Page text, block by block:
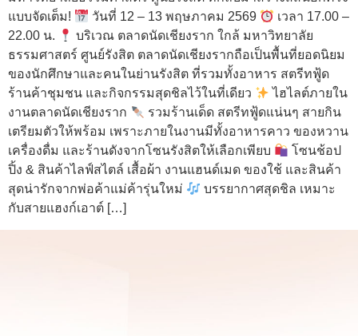
แบบจัดเต็ม!
วันที่ 12 – 13 พฤษภาคม 2569
เวลา 17.00 –
22.00 น.
บริเวณ ตลาดนัดเชียงราก ใกล้ มหาวิทยาลัย
ธรรมศาสตร์ ศูนย์รังสิต ตลาดนัดเชียงรากถือเป็นพื้นที่ยอดนิยม
ของนักศึกษาและคนในย่านรังสิต ที่รวมทั้งอาหาร สตรีทฟู้ด
ร้านค้าชุมชน และกิจกรรมสุดชิลไว้ในที่เดียว
ไฮไลต์ภายใน
งานตลาดนัดเชียงราก
รวมร้านเด็ด สตรีทฟู้ดแน่นๆ สายกิน
เตรียมตัวให้พร้อม เพราะภายในงานมีทั้งอาหารคาว ของหวาน
เครื่องดื่ม และร้านดังจากโซนรังสิตให้เลือกเพียบ
โซนช้อป
ปิ้ง & สินค้าไลฟ์สไตล์ เสื้อผ้า งานแฮนด์เมด ของใช้ และสินค้า
สุดน่ารักจากพ่อค้าแม่ค้ารุ่นใหม่
บรรยากาศสุดชิล เหมาะ
กับสายแฮงก์เอาต์ […]